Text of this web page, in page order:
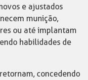
e ajustados
munição,
ou até implantam
habilidades de
concedendo